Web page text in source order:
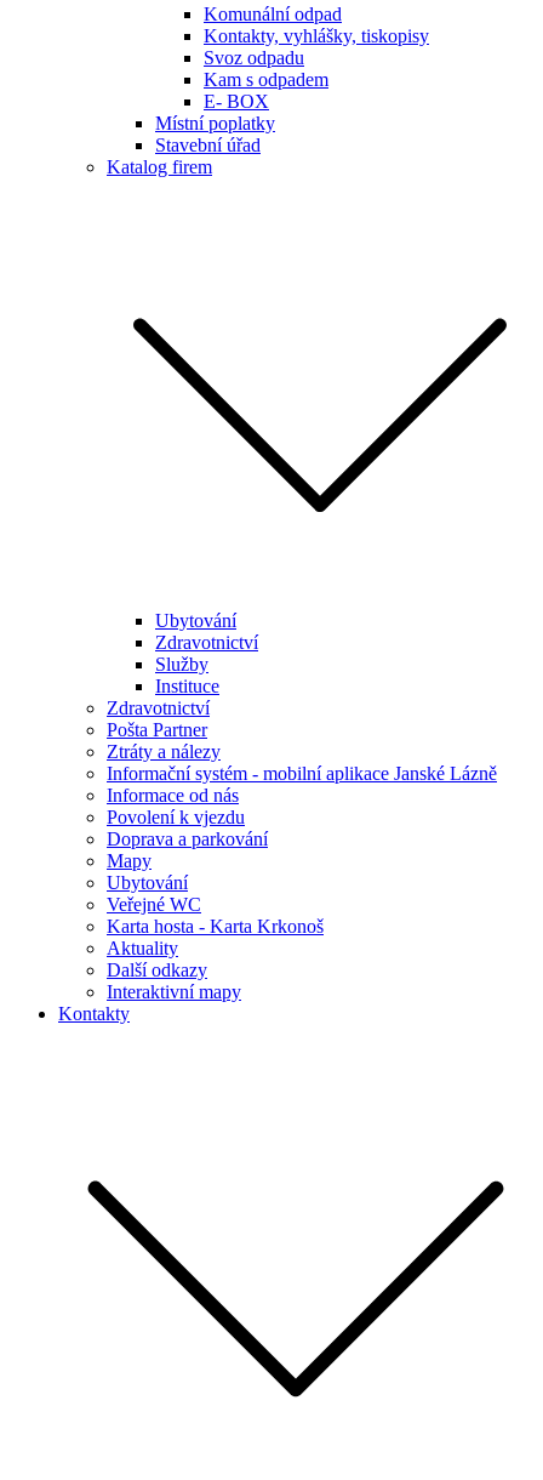
Komunální odpad
Kontakty, vyhlášky, tiskopisy
Svoz odpadu
Kam s odpadem
E- BOX
Místní poplatky
Stavební úřad
Katalog firem
Ubytování
Zdravotnictví
Služby
Instituce
Zdravotnictví
Pošta Partner
Ztráty a nálezy
Informační systém - mobilní aplikace Janské Lázně
Informace od nás
Povolení k vjezdu
Doprava a parkování
Mapy
Ubytování
Veřejné WC
Karta hosta - Karta Krkonoš
Aktuality
Další odkazy
Interaktivní mapy
Kontakty